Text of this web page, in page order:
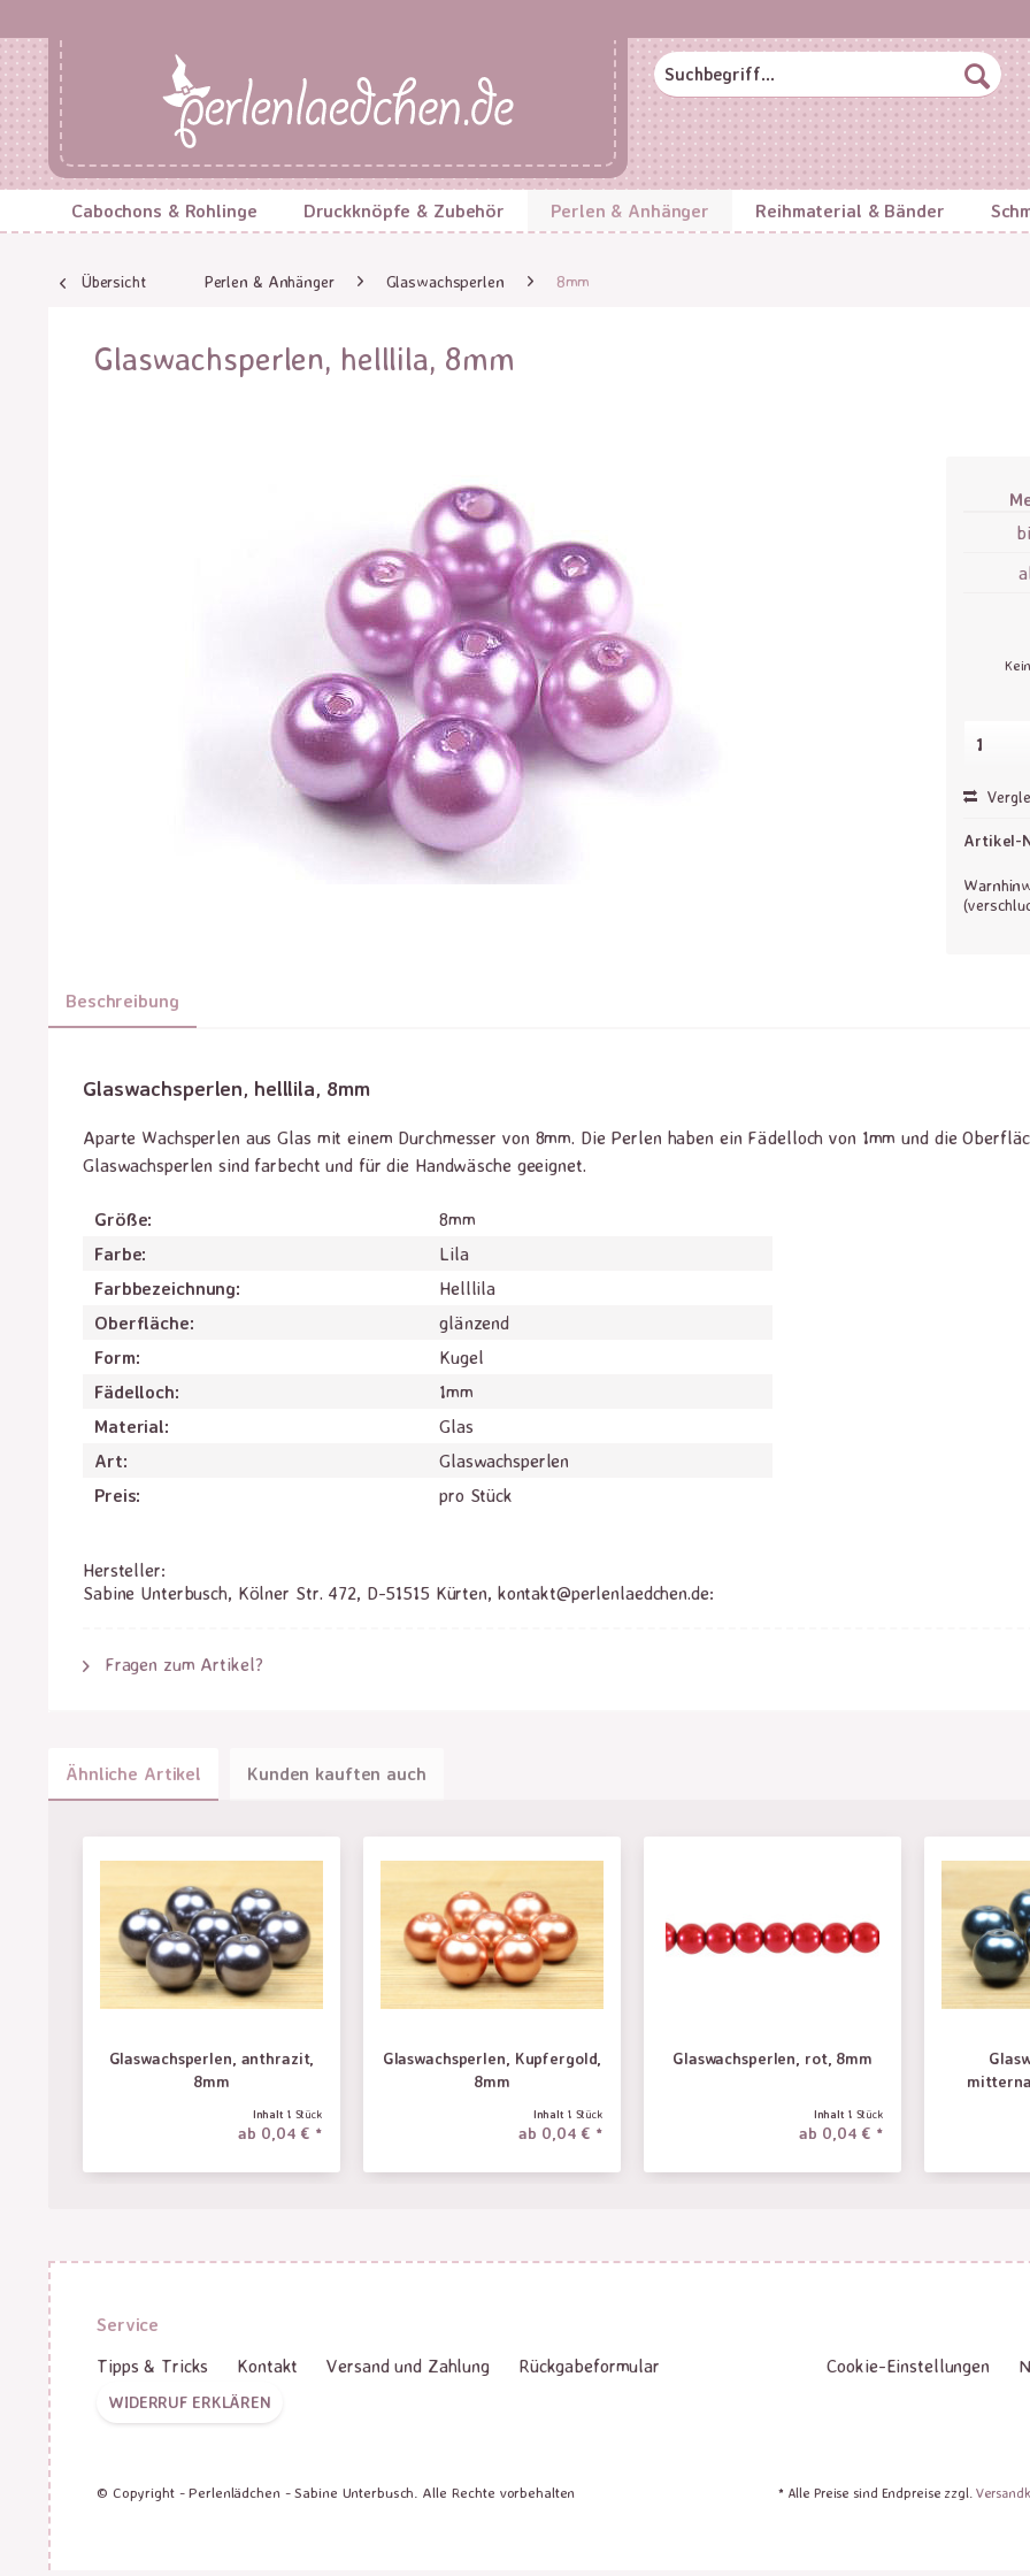
Cabochons & Rohlinge Druckknöpfe & Zubehör Perlen & Anhänger Reihmaterial & Bänder
Übersicht Perlen & Anhänger Glaswachsperlen 8mm
Glaswachsperlen, helllila, 8mm
Artikel-
Beschreibung
Glaswachsperlen, helllila, 8mm
Aparte Wachsperlen aus Glas mit einem Durchmesser von 8mm. Die Perlen haben ein Fädelloch von 1mm und die
Glaswachsperlen sind farbecht und für die Handwäsche geeignet.
Größe:
8mm
Farbe:
Lila
Farbbezeichnung:
Helllila
Oberfläche:
glänzend
Form:
Kugel
Fädelloch:
1mm
Material:
Glas
Art:
Glaswachsperlen
Preis:
pro Stück
Hersteller:
Sabine Unterbusch, Kölner Str. 472, D-51515 Kürten, kontakt@perlenlaedchen.de:
Fragen zum Artikel?
Ähnliche Artikel Kunden kauften auch
Glaswachsperlen, anthrazit,
8mm
Inhalt 1 Stück
ab 0,04 € *
Glaswachsperlen, Kupfergold,
8mm
Inhalt 1 Stück
ab 0,04 € *
Glaswachsperlen, rot, 8mm
Inhalt 1 Stück
ab 0,04 € *
Service
Tipps & Tricks
Kontakt Versand und Zahlung Rückgabeformular
WIDERRUF ERKLÄREN
Cookie-Einstellungen
* Alle Preise sind Endpreise zzgl.
© Copyright - Perlenlädchen - Sabine Unterbusch. Alle Rechte vorbehalten